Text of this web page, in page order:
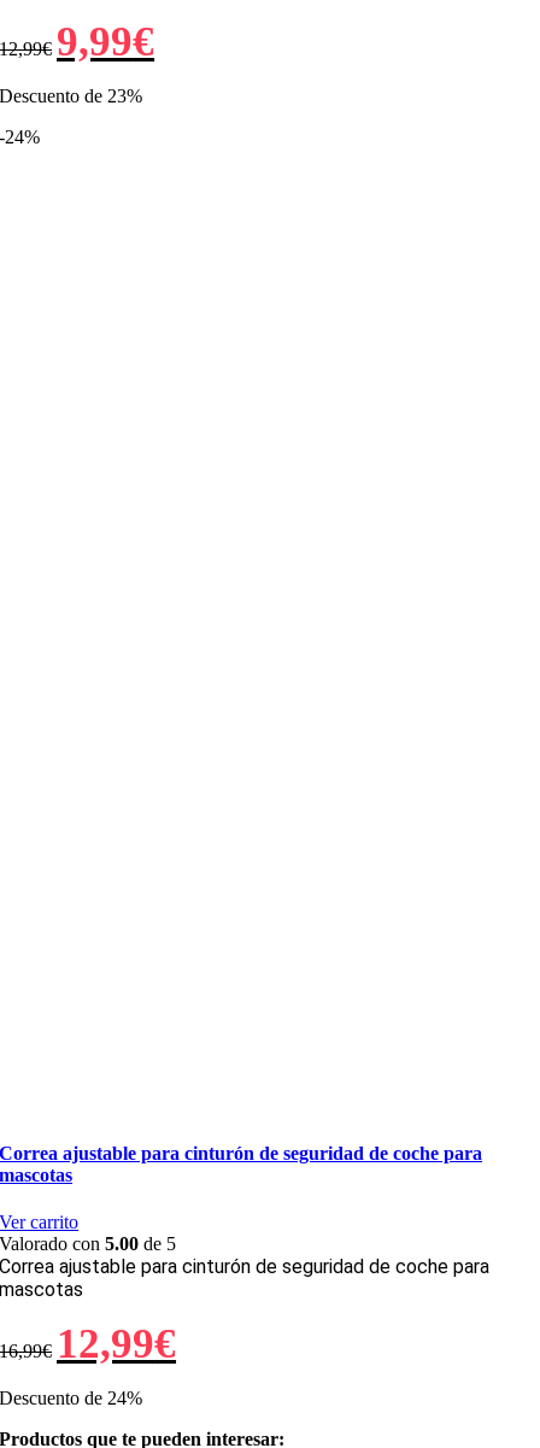
12,99€
El
precio
era:
9,99€
Descuento de 23%
-24%
Correa ajustable para cinturón de seguridad de coche para
mascotas
Ver carrito
Valorado con5.00 de 5
Correa ajustable para cinturón de seguridad de coche para
mascotas
16,99€
El
precio
era:
12,99€
Descuento de 24%
Productos que te pueden interesar: